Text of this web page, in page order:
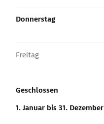
Donnerstag
Freitag
Geschlossen
1. Januar bis 31. Dezember